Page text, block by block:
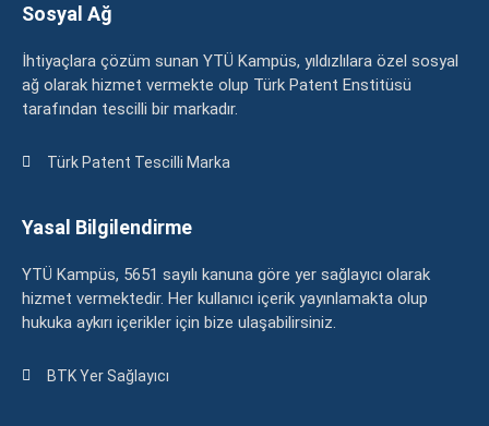
Sosyal Ağ
İhtiyaçlara çözüm sunan YTÜ Kampüs, yıldızlılara özel sosyal
ağ olarak hizmet vermekte olup Türk Patent Enstitüsü
tarafından tescilli bir markadır.
Türk Patent Tescilli Marka
Yasal Bilgilendirme
YTÜ Kampüs, 5651 sayılı kanuna göre yer sağlayıcı olarak
hizmet vermektedir. Her kullanıcı içerik yayınlamakta olup
hukuka aykırı içerikler için bize ulaşabilirsiniz.
BTK Yer Sağlayıcı